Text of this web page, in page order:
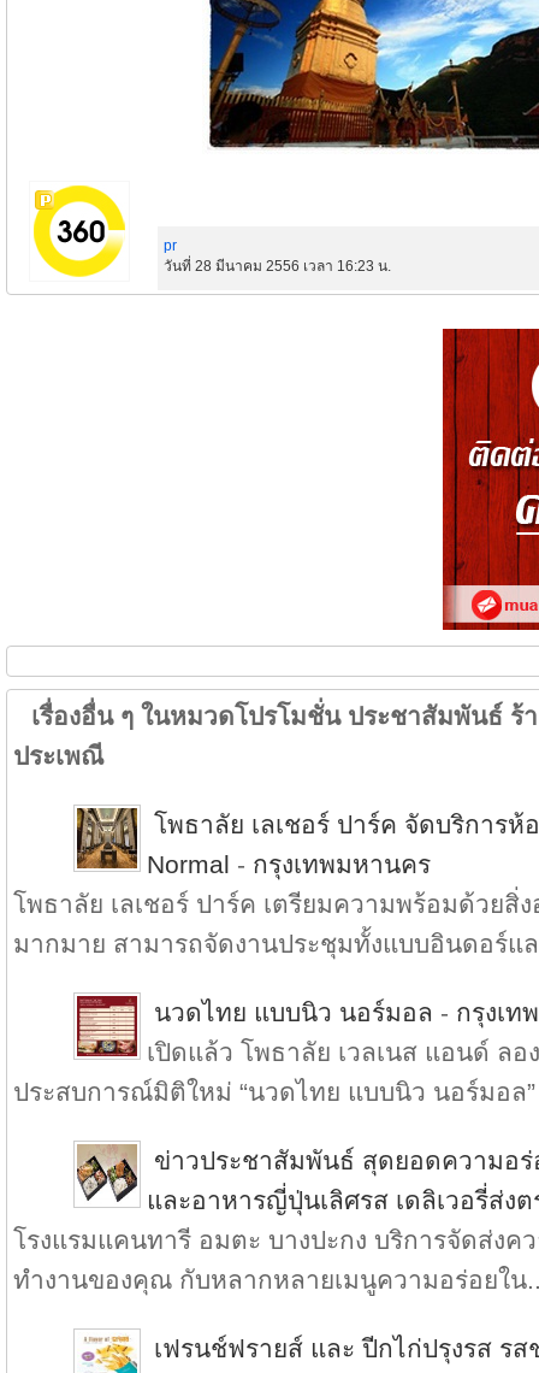
pr
วันที่ 28 มีนาคม 2556 เวลา 16:23 น.
เรื่องอื่น ๆ ในหมวดโปรโมชั่น ประชาสัมพันธ์ ร้
ประเพณี
โพธาลัย เลเชอร์ ปาร์ค จัดบริการห้
Normal - กรุงเทพมหานคร
โพธาลัย เลเชอร์ ปาร์ค เตรียมความพร้อมด้วยสิ่
มากมาย สามารถจัดงานประชุมทั้งแบบอินดอร์แ
นวดไทย แบบนิว นอร์มอล - กรุงเท
เปิดแล้ว โพธาลัย เวลเนส แอนด์ ล
ประสบการณ์มิติใหม่ “นวดไทย แบบนิว นอร์มอล
ข่าวประชาสัมพันธ์ สุดยอดความอร่
และอาหารญี่ปุ่นเลิศรส เดลิเวอรี่ส่ง
โรงแรมแคนทารี อมตะ บางปะกง บริการจัดส่งค
ทำงานของคุณ กับหลากหลายเมนูความอร่อยใน
เฟรนช์ฟรายส์ และ ปีกไก่ปรุงรส รส